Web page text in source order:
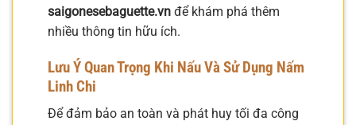
saigonesebaguette.vn để khám phá thêm
nhiều thông tin hữu ích.
Lưu Ý Quan Trọng Khi Nấu Và Sử Dụng Nấm
Linh Chi
Để đảm bảo an toàn và phát huy tối đa công